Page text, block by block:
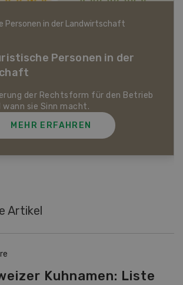
Personen in der Landwirtschaft
Personen in der
der Rechtsform für den Betrieb
sie Sinn macht.
MEHR ERFAHREN
Artikel
Kuhnamen: Liste